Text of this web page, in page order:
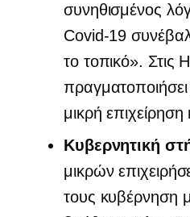
συνηθισμένος
Covid-19
το τοπικό». Στις
πραγματοποιήσει
μικρή
Κυβερνητική
μικρών
τους κυβέρνηση